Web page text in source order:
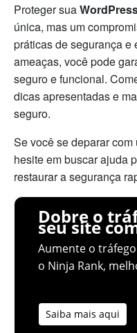
Proteger sua
única, mas um
práticas de segurança e
ameaças, você pode
seguro e funcional.
dicas apresentadas e
seguro.
Se você se deparar
hesite em buscar ajuda
restaurar a segurança
Dobre o
seu site
Aumente o
o Ninja Rank,
Saiba mais aqui